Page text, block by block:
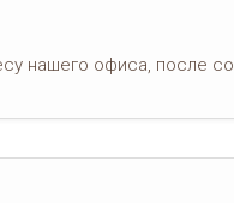
нашего офиса, после